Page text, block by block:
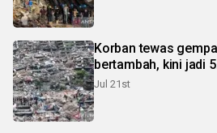
Korban tewas
bertambah, kini jadi
Jul 21st